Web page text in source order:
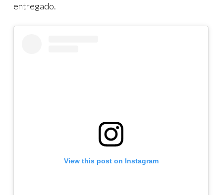
entregado.
View this post on Instagram